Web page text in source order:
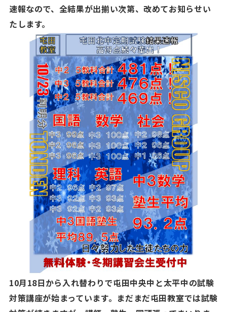
速報なので、全結果が出揃い次第、改めてお知らせい
たします。
10月18日から入れ替わりで屯田中央中と太平中の試験
対策講座が始まっています。まだまだ屯田教室では試験